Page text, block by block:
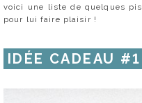
voici une liste de quelques
pour lui faire plaisir !
IDÉE CADEAU